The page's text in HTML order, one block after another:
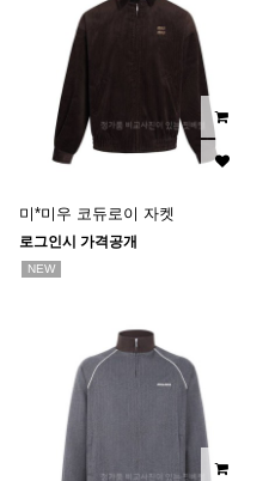
미*미우 코듀로이 자켓
로그인시 가격공개
NEW